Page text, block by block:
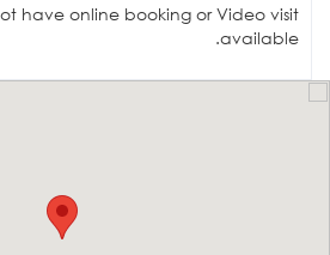
have online booking or Video visit
available.